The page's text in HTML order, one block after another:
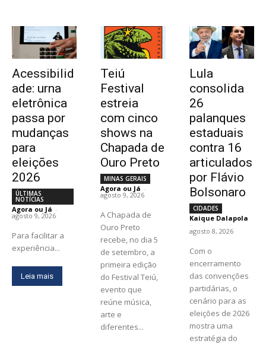
Acessibilid
ade: urna
eletrônica
passa por
mudanças
para
eleições
2026
ÚLTIMAS
NOTÍCIAS
Agora ou Já -
agosto 9, 2026
Para facilitar a
experiência...
Leia mais
Teiú
Festival
estreia
com cinco
shows na
Chapada de
Ouro Preto
MINAS GERAIS
Agora ou Já -
agosto 9, 2026
A Chapada de
Ouro Preto
recebe, no dia 5
de setembro, a
primeira edição
do Festival Teiú,
evento que
reúne música,
arte e
diferentes...
Lula
consolida
26
palanques
estaduais
contra 16
articulados
por Flávio
Bolsonaro
CIDADES
Kaique Dalapola
-
agosto 8, 2026
Com o
encerramento
das convenções
partidárias, o
cenário para as
eleições de 2026
mostra uma
estratégia do